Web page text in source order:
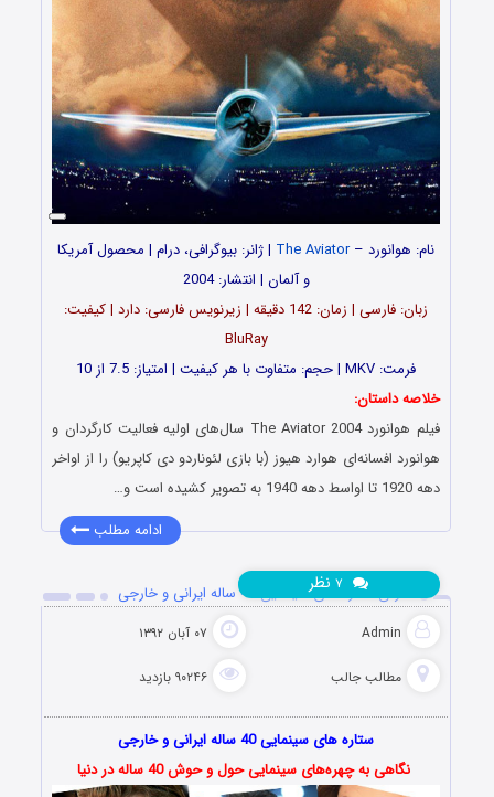
نام: هوانورد –The Aviator | ژانر: بیوگرافی، درام | محصول آمریکا
و آلمان | انتشار: 2004
زبان: فارسی | زمان: 142 دقیقه | زیرنویس فارسی: دارد | کیفیت:
BluRay
فرمت: MKV | حجم: متفاوت با هر کیفیت | امتیاز: 7.5 از 10
خلاصه داستان:
فیلم هوانورد The Aviator 2004 سال‌های اولیه فعالیت کارگردان و
هوانورد افسانه‌ای هوارد هیوز (با بازی لئوناردو دی کاپریو) را از اواخر
دهه 1920 تا اواسط دهه 1940 به تصویر کشیده است و…
ادامه مطلب
معرفی ستاره های سینمایی 40 ساله ایرانی و خارجی
Admin ۰۷ آبان ۱۳۹۲
مطالب جالب ۹۰۲۴۶ بازدید
نظر
ستاره های سینمایی 40 ساله ایرانی و خارجی
نگاهی به چهره‌های سینمایی حول و حوش 40 ساله در دنیا